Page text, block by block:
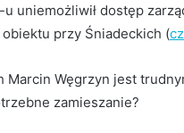
uniemożliwił dostęp
przy Śniadeckich (
Marcin Węgrzyn jest
zamieszanie?